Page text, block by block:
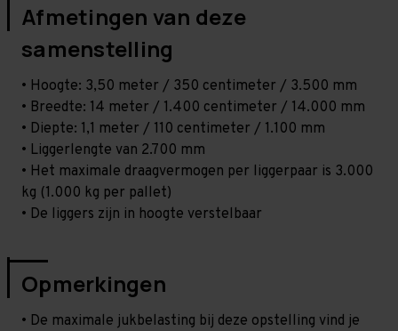
Afmetingen van deze
samenstelling
• Hoogte: 3,50 meter / 350 centimeter / 3.500 mm
• Breedte: 14 meter / 1.400 centimeter / 14.000 mm
• Diepte: 1,1 meter / 110 centimeter / 1.100 mm
• Liggerlengte van 2.700 mm
• Het maximale draagvermogen per liggerpaar is 3.000
kg (1.000 kg per pallet)
• De liggers zijn in hoogte verstelbaar
Opmerkingen
• De maximale jukbelasting bij deze opstelling vind je